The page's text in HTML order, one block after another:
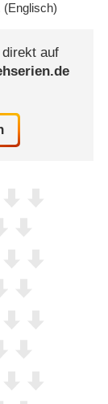
(Englisch)
auf